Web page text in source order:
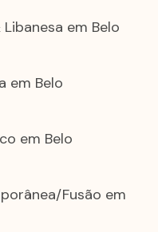
em Belo
em Belo
em Belo
Fusão em